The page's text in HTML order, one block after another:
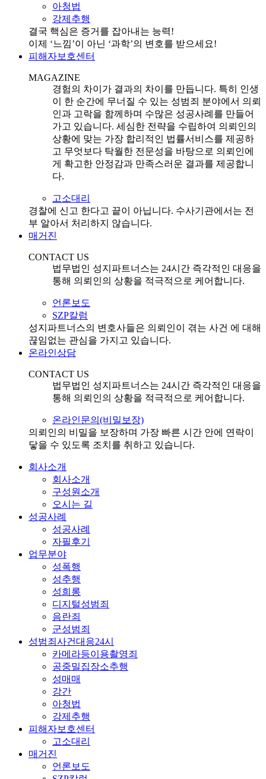
아청법
강제추행
결국 핵심은 증거를 잡아내는 능력!
이제 ‘느낌’이 아닌 ‘과학’의 변호를 받으세요!
피해자보호센터
MAGAZINE
경험의 차이가 결과의 차이를 만듭니다. 특히 인생
이 한 순간에 무너질 수 있는 성범죄 분야에서 의뢰
인과 고락을 함께하며 수많은 성공사례를 만들어
가고 있습니다. 세심한 전략을 수립하여 의뢰인의
상황에 맞는 가장 합리적인 법률서비스를 제공하
고 무엇보다 탁월한 전문성을 바탕으로 의뢰인에
게 확고한 안정감과 만족스러운 결과를 제공합니
다.
고소대리
경찰에 신고 한다고 끝이 아닙니다. 수사기관에서는 전
부 알아서 처리하지 않습니다.
매거진
CONTACT US
법무법인 성지파트너스는 24시간 즉각적인 대응을
통해 의뢰인의 상황을 적극적으로 케어합니다.
언론보도
SZP칼럼
성지파트너스의 변호사들은 의뢰인이 겪는 사건 에 대해
끊임없는 관심을 가지고 있습니다.
온라인상담
CONTACT US
법무법인 성지파트너스는 24시간 즉각적인 대응을
통해 의뢰인의 상황을 적극적으로 케어합니다.
온라인문의(비밀보장)
의뢰인의 비밀을 보장하며 가장 빠른 시간 안에 연락이
닿을 수 있도록 조치를 취하고 있습니다.
회사소개
회사소개
구성원소개
오시는 길
성공사례
성공사례
자필후기
업무분야
성폭행
성추행
성희롱
디지털성범죄
음란죄
군성범죄
성범죄사건대응24시
카메라등이용촬영죄
공중밀집장소추행
성매매
강간
아청법
강제추행
피해자보호센터
고소대리
매거진
언론보도